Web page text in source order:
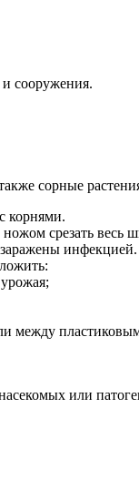
и сооружения.
сорные
корнями.
срезать весь
инфекцией.
между
или